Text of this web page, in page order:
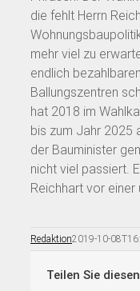
die fehlt Herrn
mehr viel zu
endlich
Ballungszentren
hat 2018 im
bis zum Jahr 2025
der Bauminister
nicht viel passiert.
Reichhart vor einer
Redaktion2019-10-
Teilen Sie